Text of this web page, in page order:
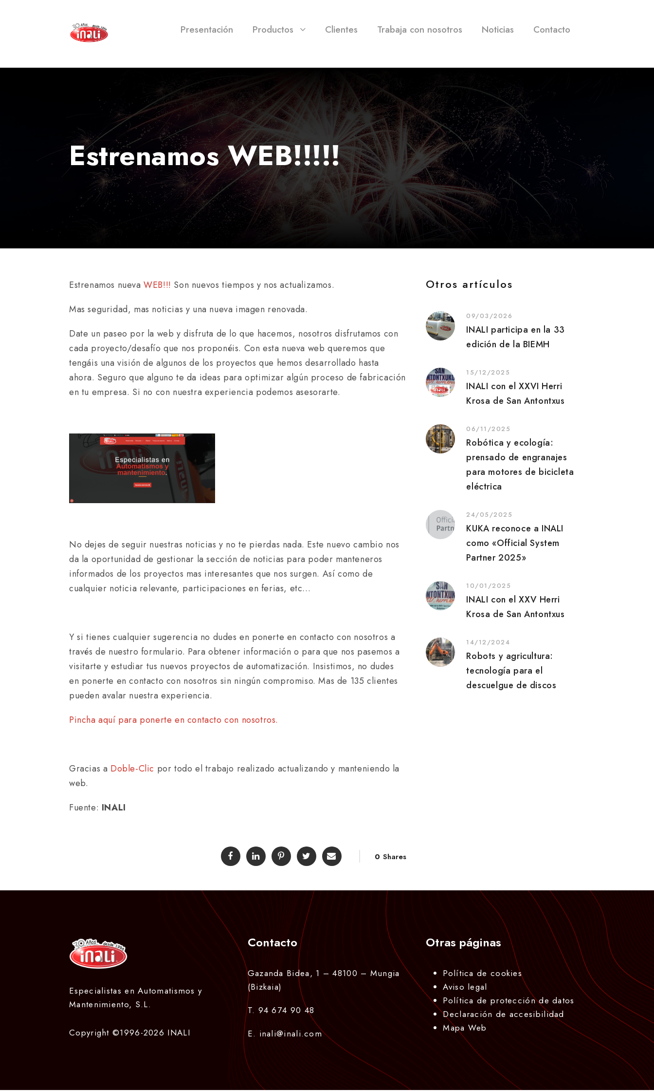
Presentación Productos Clientes Trabaja con nosotros Noticias Contacto
Estrenamos WEB!!!!!
Estrenamos nuevaWEB!!! Son nuevos tiempos y nos actualizamos.
Mas seguridad, mas noticias y una nueva imagen renovada.
Date un paseo por la web y disfruta de lo que hacemos, nosotros disfrutamos con
cada proyecto/desafío que nos proponéis. Con esta nueva web queremos que
tengáis una visión de algunos de los proyectos que hemos desarrollado hasta
ahora. Seguro que alguno te da ideas para optimizar algún proceso de fabricación
en tu empresa. Si no con nuestra experiencia podemos asesorarte.
No dejes de seguir nuestras noticias y no te pierdas nada. Este nuevo cambio nos
da la oportunidad de gestionar la sección de noticias para poder manteneros
informados de los proyectos mas interesantes que nos surgen. Así como de
cualquier noticia relevante, participaciones en ferias, etc…
Y si tienes cualquier sugerencia no dudes en ponerte en contacto con nosotros a
través de nuestro formulario. Para obtener información o para que nos pasemos a
visitarte y estudiar tus nuevos proyectos de automatización. Insistimos, no dudes
en ponerte en contacto con nosotros sin ningún compromiso. Mas de 135 clientes
pueden avalar nuestra experiencia.
Pincha aquí para ponerte en contacto con nosotros.
Gracias a Doble-Clic por todo el trabajo realizado actualizando y manteniendo la
web.
Fuente: INALI
0 Shares
Otros artículos
09/03/2026
INALI participa en la 33
edición de la BIEMH
15/12/2025
INALI con el XXVI Herri
Krosa de San Antontxus
06/11/2025
Robótica y ecología:
prensado de engranajes
para motores de bicicleta
eléctrica
24/05/2025
KUKA reconoce a INALI
como «Official System
Partner 2025»
10/01/2025
INALI con el XXV Herri
Krosa de San Antontxus
14/12/2024
Robots y agricultura:
tecnología para el
descuelgue de discos
Especialistas en Automatismos y
Mantenimiento, S.L.
Copyright ©1996-2026 INALI
Contacto
Gazanda Bidea, 1 – 48100 – Mungia
(Bizkaia)
T. 94 674 90 48
E. inali@inali.com
Otras páginas
Política de cookies
Aviso legal
Política de protección de datos
Declaración de accesibilidad
Mapa Web